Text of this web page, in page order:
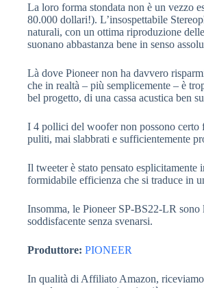
La loro forma stondata non è un vezzo
80.000 dollari!). L’insospettabile
naturali, con un ottima riproduzione
suonano abbastanza bene in senso
Là dove Pioneer non ha davvero
che in realtà – più semplicemente – è
bel progetto, di una cassa acustica ben
I 4 pollici del woofer non possono
puliti, mai slabbrati e sufficientemente
Il tweeter è stato pensato
formidabile efficienza che si traduce in
Insomma, le Pioneer SP-BS22-LR
soddisfacente senza svenarsi.
Produttore: PIONEER
In qualità di Affiliato Amazon,